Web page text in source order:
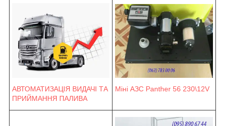
АВТОМАТИЗАЦІЯ ВИДАЧІ ТА
ПРИЙМАННЯ ПАЛИВА
Міні АЗС Panther 56 230\12V